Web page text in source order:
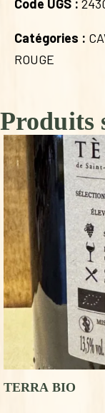
Code UGS :
Catégories :
ROUGE
Produits
TERRA BIO